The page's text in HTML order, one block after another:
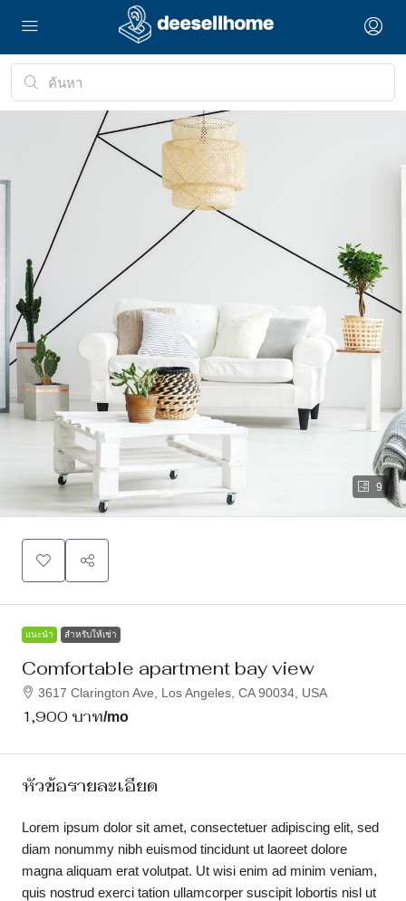
9
แนะนำ สำหรับให้เช่า
Comfortable apartment bay view
3617 Clarington Ave, Los Angeles, CA 90034, USA
1,900 บาท/mo
หัวข้อรายละเอียด
Lorem ipsum dolor sit amet, consectetuer adipiscing elit, sed
diam nonummy nibh euismod tincidunt ut laoreet dolore
magna aliquam erat volutpat. Ut wisi enim ad minim veniam,
quis nostrud exerci tation ullamcorper suscipit lobortis nisl ut